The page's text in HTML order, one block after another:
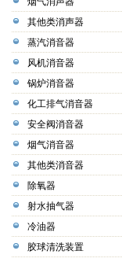
其他类消声器
蒸汽消音器
风机消音器
锅炉消音器
化工排气消音器
安全阀消音器
烟气消音器
其他类消音器
除氧器
射水抽气器
冷油器
胶球清洗装置